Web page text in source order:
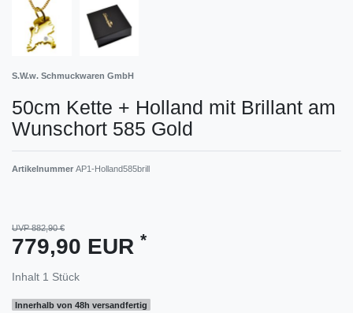
S.W.w. Schmuckwaren GmbH
50cm Kette + Holland mit Brillant am
Wunschort 585 Gold
Artikelnummer AP1-Holland585brill
UVP 882,90 €
779,90 EUR *
Inhalt 1 Stück
Innerhalb von 48h versandfertig